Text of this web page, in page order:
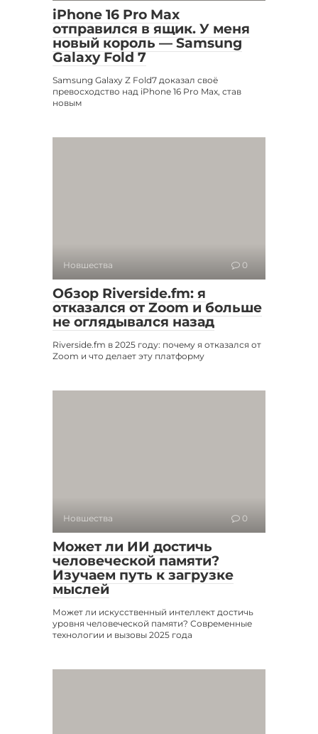
iPhone 16 Pro Max
отправился в ящик. У меня
новый король — Samsung
Galaxy Fold 7
Samsung Galaxy Z Fold7 доказал своё
превосходство над iPhone 16 Pro Max, став
новым
Новшества 0
Обзор Riverside.fm: я
отказался от Zoom и больше
не оглядывался назад
Riverside.fm в 2025 году: почему я отказался от
Zoom и что делает эту платформу
Новшества 0
Может ли ИИ достичь
человеческой памяти?
Изучаем путь к загрузке
мыслей
Может ли искусственный интеллект достичь
уровня человеческой памяти? Современные
технологии и вызовы 2025 года